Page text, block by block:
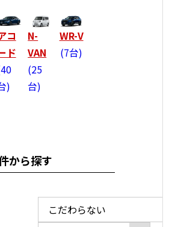
コ
ド
40
N-
VAN
25
台
WR-V
7台
から探す